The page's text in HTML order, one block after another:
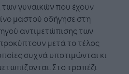
γυναικών που έχουν
μαστού οδήγησε στη
αντιμετώπισης των
μετά το τέλος
συχνά υποτιμώνται κι
Στο τραπέζι